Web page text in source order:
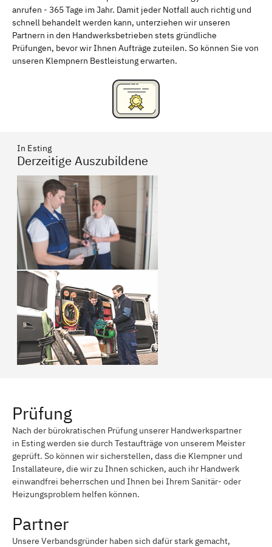
Freising Rudelsdorf, Mittelfranken
anrufen - 365 Tage im Jahr. Damit jeder Notfall auch richtig und
schnell behandelt werden kann, unterziehen wir unseren
Partnern in den Handwerksbetrieben stets gründliche
Prüfungen, bevor wir Ihnen Aufträge zuteilen. So können Sie von
unseren Klempnern Bestleistung erwarten.
In Esting
Derzeitige Auszubildene
Prüfung
Nach der bürokratischen Prüfung unserer Handwerkspartner
in Esting werden sie durch Testaufträge von unserem Meister
geprüft. So können wir sicherstellen, dass die Klempner und
Installateure, die wir zu Ihnen schicken, auch ihr Handwerk
einwandfrei beherrschen und Ihnen bei Ihrem Sanitär- oder
Heizungsproblem helfen können.
Partner
Unsere Verbandsgründer haben sich dafür stark gemacht,